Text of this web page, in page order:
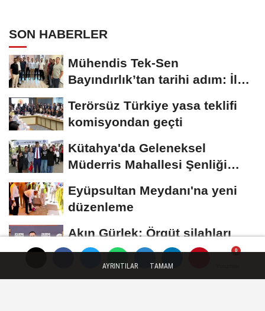
SON HABERLER
Mühendis Tek-Sen
Bayındırlık’tan tarihi adım: İlk
Terörsüz Türkiye yasa teklifi
komisyondan geçti
Kütahya'da Geleneksel
Müderris Mahallesi Şenliği
Eyüpsultan Meydanı'na yeni
düzenleme
Akın Gürlek: Örgüt silahları
bırakacak, mağaraları
boşaltacak
AYRINTILAR TAMAM